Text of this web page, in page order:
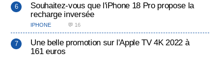
Souhaitez-vous que l'iPhone 18 Pro propose la
recharge inversée
IPHONE 💬 16
Une belle promotion sur l'Apple TV 4K 2022 à
161 euros